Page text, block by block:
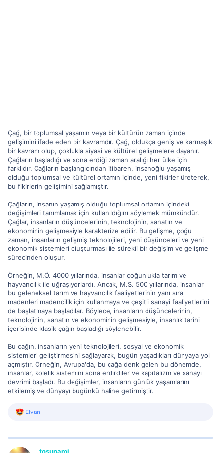
Çağ, bir toplumsal yaşamın veya bir kültürün zaman içinde
gelişimini ifade eden bir kavramdır. Çağ, oldukça geniş ve karmaşık
bir kavram olup, çoklukla siyasi ve kültürel gelişmelere dayanır.
Çağların başladığı ve sona erdiği zaman aralığı her ülke için
farklıdır. Çağların başlangıcından itibaren, insanoğlu yaşamış
olduğu toplumsal ve kültürel ortamın içinde, yeni fikirler üreterek,
bu fikirlerin gelişimini sağlamıştır.
Çağların, insanın yaşamış olduğu toplumsal ortamın içindeki
değişimleri tanımlamak için kullanıldığını söylemek mümkündür.
Çağlar, insanların düşüncelerinin, teknolojinin, sanatın ve
ekonominin gelişmesiyle karakterize edilir. Bu gelişme, çoğu
zaman, insanların gelişmiş teknolojileri, yeni düşünceleri ve yeni
ekonomik sistemleri oluşturması ile sürekli bir değişim ve gelişme
sürecinden oluşur.
Örneğin, M.Ö. 4000 yıllarında, insanlar çoğunlukla tarım ve
hayvancılık ile uğraşıyorlardı. Ancak, M.S. 500 yıllarında, insanlar
bu geleneksel tarım ve hayvancılık faaliyetlerinin yanı sıra,
madenleri madencilik için kullanmaya ve çeşitli sanayi faaliyetlerini
de başlatmaya başladılar. Böylece, insanların düşüncelerinin,
teknolojinin, sanatın ve ekonominin gelişmesiyle, insanlık tarihi
içerisinde klasik çağın başladığı söylenebilir.
Bu çağın, insanların yeni teknolojileri, sosyal ve ekonomik
sistemleri geliştirmesini sağlayarak, bugün yaşadıkları dünyaya yol
açmıştır. Örneğin, Avrupa'da, bu çağa denk gelen bu dönemde,
insanlar, kölelik sistemini sona erdirdiler ve kapitalizm ve sanayi
devrimi başladı. Bu değişimler, insanların günlük yaşamlarını
etkilemiş ve dünyayı bugünkü haline getirmiştir.
R
c
i
Elvan
tosunami